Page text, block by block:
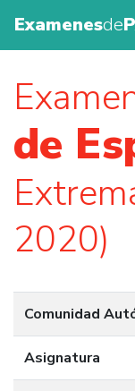
Examenesde
de
2020)
Comunidad
Asignatura